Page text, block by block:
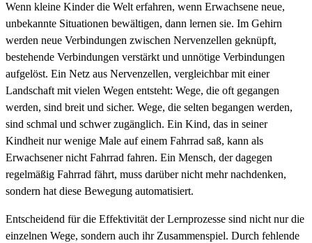
Wenn kleine Kinder die Welt erfahren, wenn Erwachsene neue,
unbekannte Situationen bewältigen, dann lernen sie. Im Gehirn
werden neue Verbindungen zwischen Nervenzellen geknüpft,
bestehende Verbindungen verstärkt und unnötige Verbindungen
aufgelöst. Ein Netz aus Nervenzellen, vergleichbar mit einer
Landschaft mit vielen Wegen entsteht: Wege, die oft gegangen
werden, sind breit und sicher. Wege, die selten begangen werden,
sind schmal und schwer zugänglich. Ein Kind, das in seiner
Kindheit nur wenige Male auf einem Fahrrad saß, kann als
Erwachsener nicht Fahrrad fahren. Ein Mensch, der dagegen
regelmäßig Fahrrad fährt, muss darüber nicht mehr nachdenken,
sondern hat diese Bewegung automatisiert.
Entscheidend für die Effektivität der Lernprozesse sind nicht nur die
einzelnen Wege, sondern auch ihr Zusammenspiel. Durch fehlende